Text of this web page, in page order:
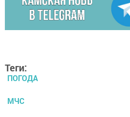
Теги:
ПОГОДА
МЧС